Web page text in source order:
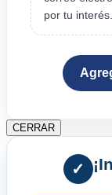
por tu interés.
CERRAR
✓